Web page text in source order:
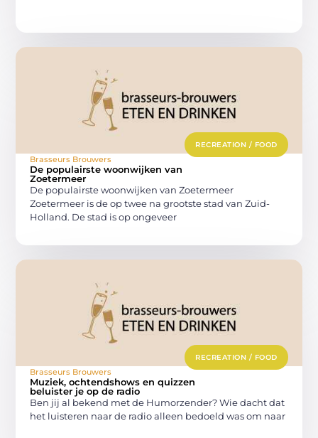
RECREATION / FOOD
Brasseurs Brouwers
De populairste woonwijken van
Zoetermeer
De populairste woonwijken van Zoetermeer
Zoetermeer is de op twee na grootste stad van Zuid-
Holland. De stad is op ongeveer
RECREATION / FOOD
Brasseurs Brouwers
Muziek, ochtendshows en quizzen
beluister je op de radio
Ben jij al bekend met de Humorzender? Wie dacht dat
het luisteren naar de radio alleen bedoeld was om naar